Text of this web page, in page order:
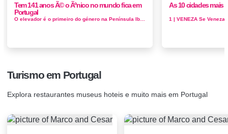
Tem 141 anos Ã© o Ãºnico no mundo fica em
Portugal
As 10 cidades mais
Turismo em Portugal
Explora restaurantes museus hoteis e muito mais em Portugal